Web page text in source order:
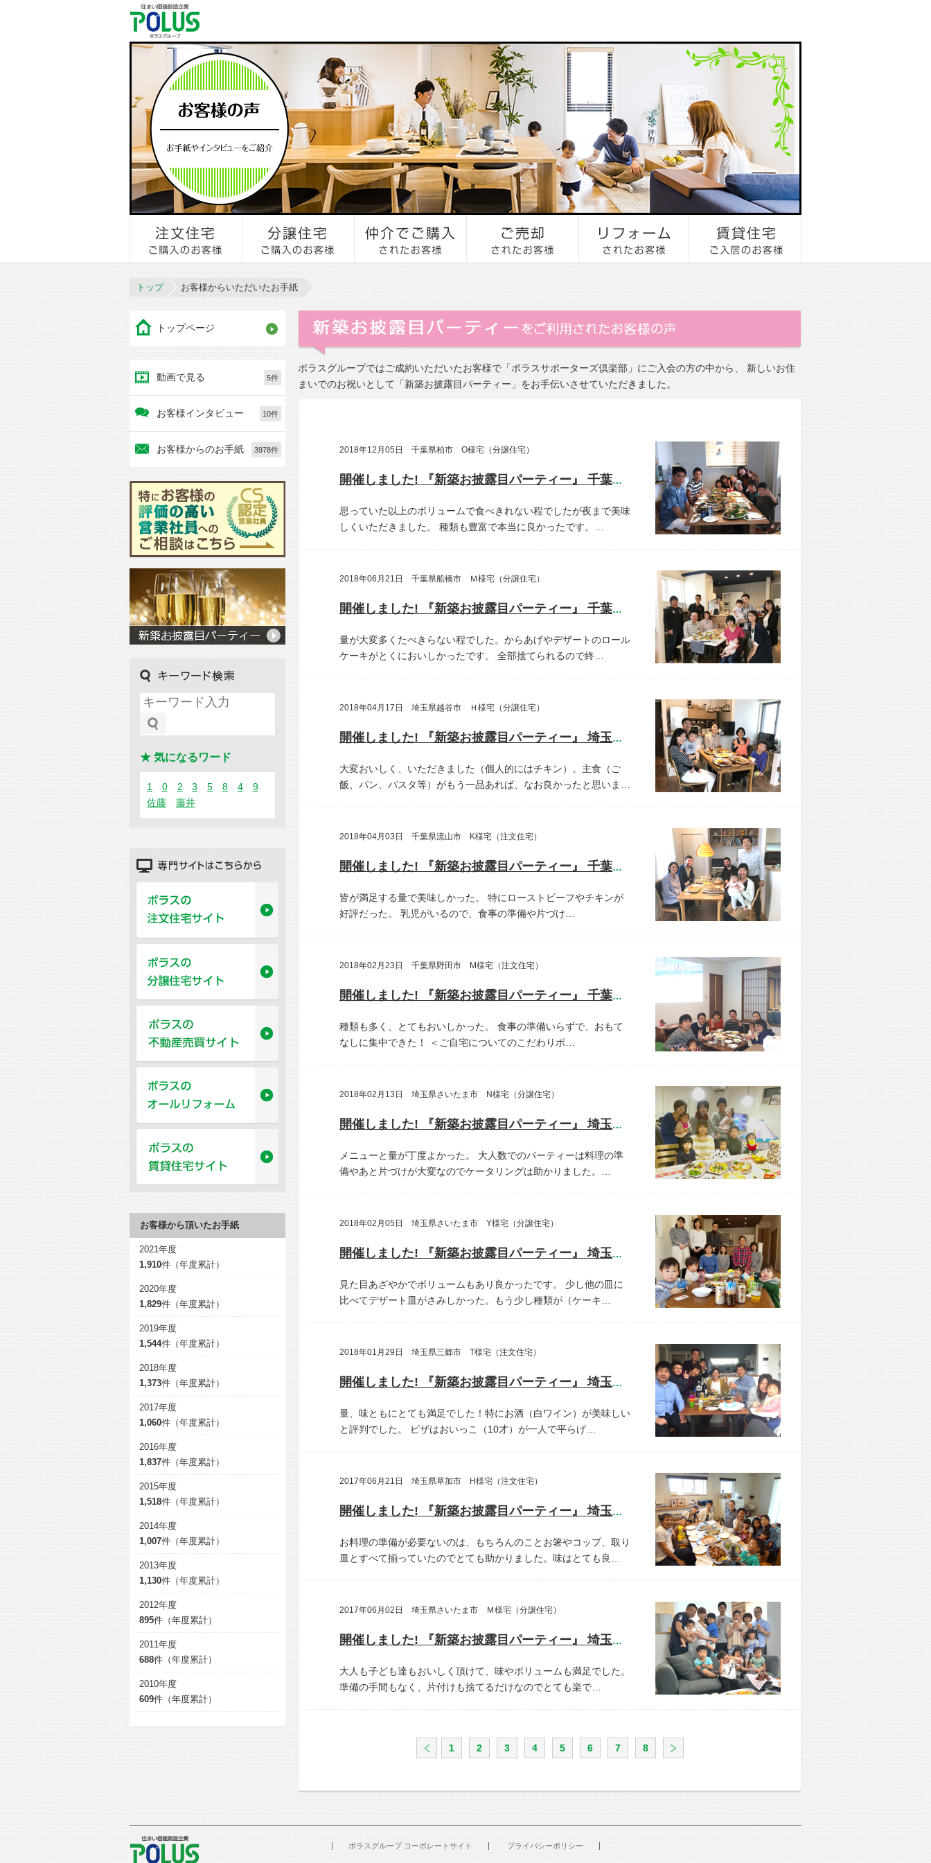
トップ お客様からいただいたお手紙
ポラスグループではご成約いただいたお客様で「ポラスサポーターズ倶楽部」にご入会の方の中から、 新しいお住
まいでのお祝いとして「新築お披露目パーティー」をお手伝いさせていただきました。
2018年12月05日 千葉県柏市 O様宅（分譲住宅）
開催しました! 『新築お披露目パーティー』 千葉県柏市 O様宅
思っていた以上のボリュームで食べきれない程でしたが夜まで美味
しくいただきました。
種類も豊富で本当に良かったです。…
2018年06月21日 千葉県船橋市 Ｍ様宅（分譲住宅）
開催しました! 『新築お披露目パーティー』 千葉県船橋市 M様宅
量が大変多くたべきらない程でした。からあげやデザートのロール
ケーキがとくにおいしかったです。
全部捨てられるので終…
2018年04月17日 埼玉県越谷市 Ｈ様宅（分譲住宅）
開催しました! 『新築お披露目パーティー』 埼玉県越谷市 H様宅
大変おいしく、いただきました（個人的にはチキン）。主食（ご
飯、パン、パスタ等）がもう一品あれば、なお良かったと思いま…
2018年04月03日 千葉県流山市 K様宅（注文住宅）
開催しました! 『新築お披露目パーティー』 千葉県流山市 K様宅
皆が満足する量で美味しかった。
特にローストビーフやチキンが
好評だった。
乳児がいるので、食事の準備や片づけ…
2018年02月23日 千葉県野田市 M様宅（注文住宅）
開催しました! 『新築お披露目パーティー』 千葉県野田市 M様宅
種類も多く、とてもおいしかった。
食事の準備いらずで、おもて
なしに集中できた！
＜ご自宅についてのこだわりポ…
2018年02月13日 埼玉県さいたま市 N様宅（分譲住宅）
開催しました! 『新築お披露目パーティー』 埼玉県さいたま市 N様宅
メニューと量が丁度よかった。
大人数でのパーティーは料理の準
備やあと片づけが大変なのでケータリングは助かりました。…
2018年02月05日 埼玉県さいたま市 Y様宅（分譲住宅）
開催しました! 『新築お披露目パーティー』 埼玉県さいたま市 Y様宅
見た目あざやかでボリュームもあり良かったです。
少し他の皿に
比べてデザート皿がさみしかった。もう少し種類が（ケーキ…
2018年01月29日 埼玉県三郷市 T様宅（注文住宅）
開催しました! 『新築お披露目パーティー』 埼玉県三郷市 T様宅
量、味ともにとても満足でした！特にお酒（白ワイン）が美味しい
と評判でした。
ピザはおいっこ（10才）が一人で平らげ…
2017年06月21日 埼玉県草加市 H様宅（注文住宅）
開催しました! 『新築お披露目パーティー』 埼玉県草加市 H様宅
お料理の準備が必要ないのは、もちろんのことお箸やコップ、取り
皿とすべて揃っていたのでとても助かりました。味はとても良…
2017年06月02日 埼玉県さいたま市 Ｍ様宅（分譲住宅）
開催しました! 『新築お披露目パーティー』 埼玉県さいたま市 Y様宅
大人も子ども達もおいしく頂けて、味やボリュームも満足でした。
準備の手間もなく、片付けも捨てるだけなのでとても楽で…
1 2 3 4 5 6 7 8
トップページ
動画で見る 5件
お客様インタビュー 10件
お客様からのお手紙 3978件
★ 気になるワード
1 0 2 3 5 8 4
9
佐藤
藤井
お客様から頂いたお手紙
2021年度
1,910件（年度累計）
2020年度
1,829件（年度累計）
2019年度
1,544件（年度累計）
2018年度
1,373件（年度累計）
2017年度
1,060件（年度累計）
2016年度
1,837件（年度累計）
2015年度
1,518件（年度累計）
2014年度
1,007件（年度累計）
2013年度
1,130件（年度累計）
2012年度
895件（年度累計）
2011年度
688件（年度累計）
2010年度
609件（年度累計）
ポラスグループ コーポレートサイト
プライバシーポリシー